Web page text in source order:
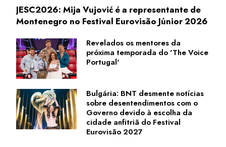
JESC2026: Mija Vujović é a representante de
Montenegro no Festival Eurovisão Júnior 2026
Revelados os mentores da
próxima temporada do 'The Voice
Portugal'
Bulgária: BNT desmente notícias
sobre desentendimentos com o
Governo devido à escolha da
cidade anfitriã do Festival
Eurovisão 2027